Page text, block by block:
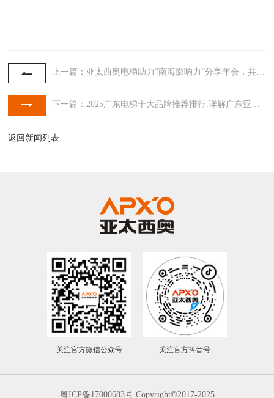
上一篇：亚太西奥电梯助力“南海影响力”分享年会，共筑区域品牌生态
下一篇：2025广东电梯十大品牌推荐排行:详解广东亚太西奥电梯有限公司上榜理由
返回新闻列表
关注官方微信公众号 关注官方抖音号
粤ICP备17000683号Copyright©2017-2025